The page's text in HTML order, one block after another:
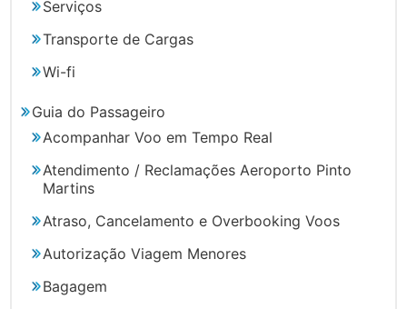
Serviços
Transporte de Cargas
Wi-fi
Guia do Passageiro
Acompanhar Voo em Tempo Real
Atendimento / Reclamações Aeroporto Pinto
Martins
Atraso, Cancelamento e Overbooking Voos
Autorização Viagem Menores
Bagagem